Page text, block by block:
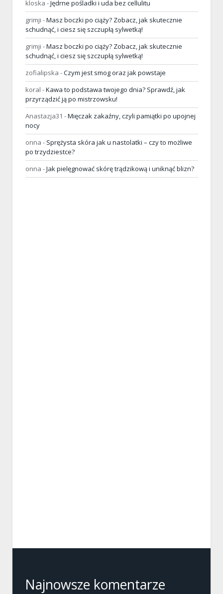
kloska -Jędrne pośladki i uda bez cellulitu
grimji -Masz boczki po ciąży? Zobacz, jak skutecznie
schudnąć, i ciesz się szczupłą sylwetką!
grimji -Masz boczki po ciąży? Zobacz, jak skutecznie
schudnąć, i ciesz się szczupłą sylwetką!
zofialipska -Czym jest smog oraz jak powstaje
koral -Kawa to podstawa twojego dnia? Sprawdź, jak
przyrządzić ją po mistrzowsku!
Anastazja31 -Mięczak zakaźny, czyli pamiątki po upojnej
nocy
onna - Sprężysta skóra jak u nastolatki – czy to możliwe
po trzydziestce?
onna -Jak pielęgnować skórę trądzikową i uniknąć blizn?
Najnowsze komentarze